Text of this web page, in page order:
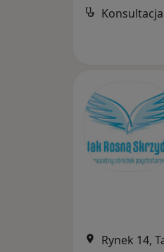
Rynek 14,